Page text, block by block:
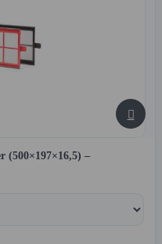

(500×197×16,5) –